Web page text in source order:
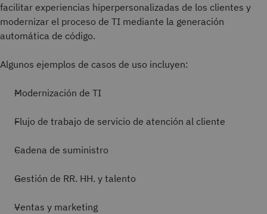
facilitar experiencias hiperpersonalizadas de los clientes y
modernizar el proceso de TI mediante la generación
automática de código.
Algunos ejemplos de casos de uso incluyen:
Modernización de TI
Flujo de trabajo de servicio de atención al cliente
Cadena de suministro
Gestión de RR. HH. y talento
Ventas y marketing